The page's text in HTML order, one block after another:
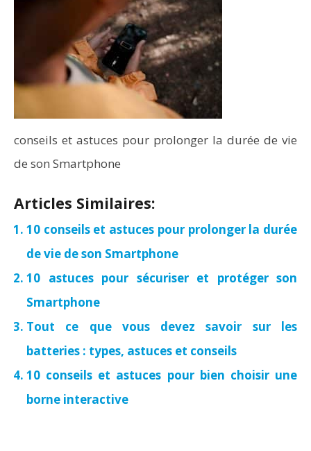
conseils et astuces pour prolonger la durée de vie
de son Smartphone
Articles Similaires:
10 conseils et astuces pour prolonger la durée
de vie de son Smartphone
10 astuces pour sécuriser et protéger son
Smartphone
Tout ce que vous devez savoir sur les
batteries : types, astuces et conseils
10 conseils et astuces pour bien choisir une
borne interactive